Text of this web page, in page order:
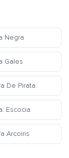
Negra
Gales
De Pirata
Escocia
Arcoiris